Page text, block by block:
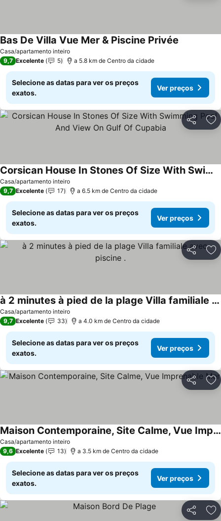
Casa/apartamento inteiro
Bas De Villa Vue Mer & Piscine Privée
9,7 Excelente 5 a 5.8 km de Centro da cidade
Selecione as datas para ver os preços
exatos.
Ver preços
Partilhar
Casa/apartamento inteiro
Corsican House In Stones Of Size With Swimming Pool And View On Gulf Of Cupabia
Ver preços
9,7 Excelente 17 a 6.5 km de Centro da cidade
Selecione as datas para ver os preços
exatos.
Ver preços
Partilhar
Casa/apartamento inteiro
à 2 minutes à pied de la plage Villa familiale avec piscine .
Ver preços
9,7 Excelente 33 a 4.0 km de Centro da cidade
Selecione as datas para ver os preços
exatos.
Ver preços
Partilhar
Casa/apartamento inteiro
Maison Contemporaine, Site Calme, Vue Imprenable Mer
Ver preços
9,6 Excelente 13 a 3.5 km de Centro da cidade
Selecione as datas para ver os preços
exatos.
Ver preços
Partilhar